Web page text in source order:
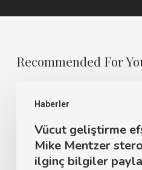
Recommended For
Haberler
Vücut geliştirme
Mike Mentzer
ilginç bilgiler